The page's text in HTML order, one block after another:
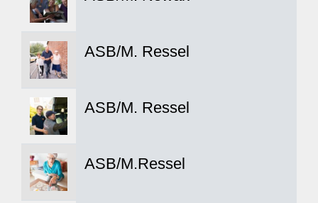
ASB/M. Ressel
ASB/M. Ressel
ASB/M.Ressel